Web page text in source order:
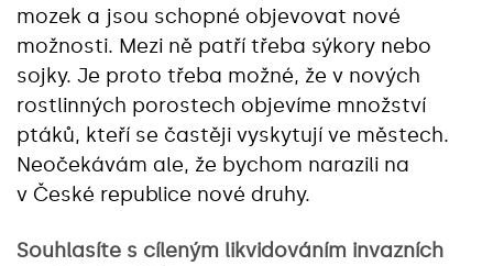
mozek a jsou schopné objevovat nové
možnosti. Mezi ně patří třeba sýkory nebo
sojky. Je proto třeba možné, že v nových
rostlinných porostech objevíme množství
ptáků, kteří se častěji vyskytují ve městech.
Neočekávám ale, že bychom narazili na
v České republice nové druhy.
Souhlasíte s cíleným likvidováním invazních